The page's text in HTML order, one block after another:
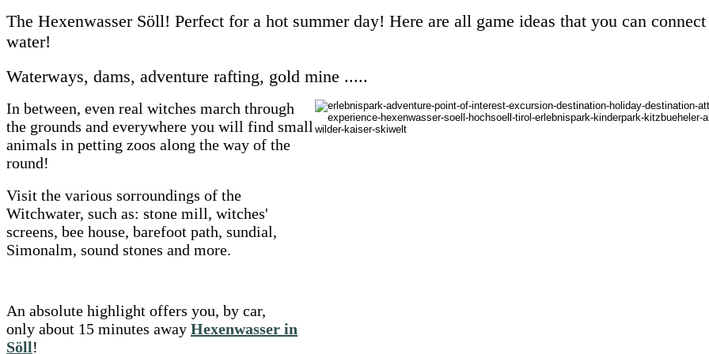
The Hexenwasser Söll! Perfect for a hot summer day! Here are all game ideas that you can
water!
Waterways, dams, adventure rafting, gold mine .....
In between, even real witches march through
the grounds and everywhere you will find small
animals in petting zoos along the way of the
round!
Visit the various sorroundings of the
Witchwater, such as: stone mill, witches'
screens, bee house, barefoot path, sundial,
Simonalm, sound stones and more.
An absolute highlight offers you, by car,
only about 15 minutes away Hexenwasser in
Söll!